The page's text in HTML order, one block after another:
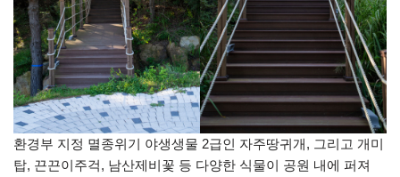
환경부 지정 멸종위기 야생생물 2급인 자주땅귀개, 그리고 개미
탑, 끈끈이주걱, 남산제비꽃 등 다양한 식물이 공원 내에 퍼져